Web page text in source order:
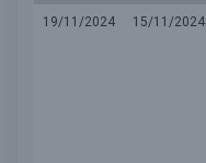
19/11/2024
15/11/2024